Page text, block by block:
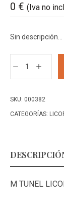
0 € (Iva no
Sin descripción…
CHERRY
BRANDY
SKU: 000382
CATEGORÍAS:
M TUNEL